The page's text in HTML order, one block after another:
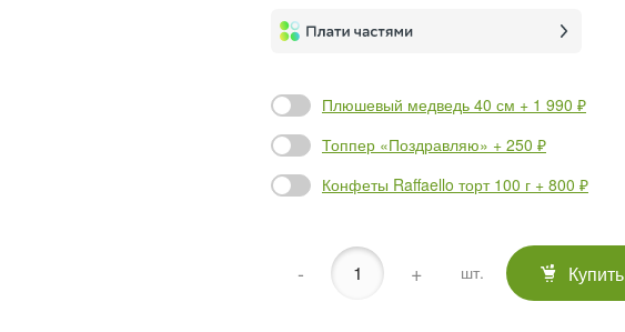
Плюшевый медведь 40 см + 1 990 ₽
Топпер «Поздравляю» + 250 ₽
Конфеты Raffaello торт 100 г + 800 ₽
- + шт. Купить